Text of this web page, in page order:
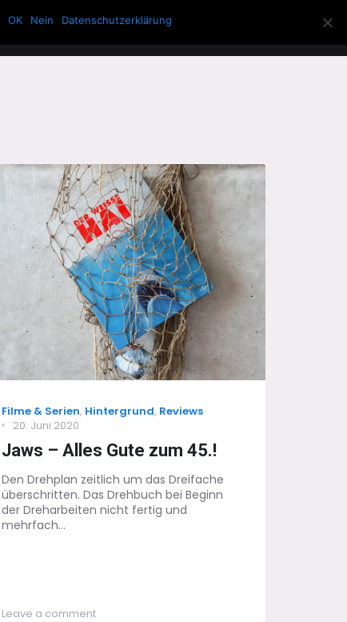
Allerlei Über die Howling Men
Search
Categories
Filme & Serien, Hintergrund, Reviews
Posted
20. Juni 2020
Jaws – Alles Gute zum 45.!
Den Drehplan zeitlich um das Dreifache
überschritten. Das Drehbuch bei Beginn
der Dreharbeiten nicht fertig und
mehrfach...
Leave a commenton
OK Nein Datenschutzerklärung